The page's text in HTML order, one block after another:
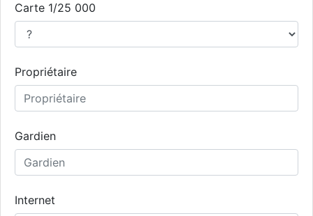
Carte 1/25 000
Propriétaire
Gardien
Internet